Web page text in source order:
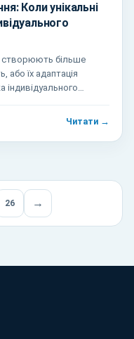
Коли унікальні
створюють більше
або їх адаптація
індивідуального
Читати →
26